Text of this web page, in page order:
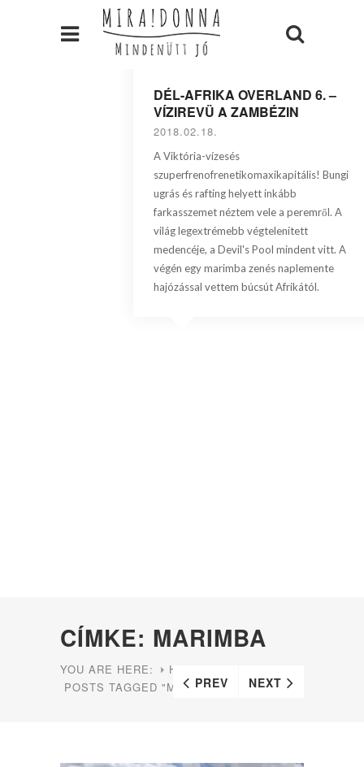
DÉL-AFRIKA OVERLAND 6. –
VÍZIREVÜ A ZAMBÉZIN
2018.02.18.
A Viktória-vízesés
szuperfrenofrenetikomaxikapitális! Bungi
ugrás és rafting helyett inkább
farkasszemet néztem vele a peremről. A
világ legextrémebb végtelenített
medencéje, a Devil's Pool mindent vitt. A
végén egy marimba zenés naplemente
hajózással vettem búcsút Afrikától.
CÍMKE: MARIMBA
YOU ARE HERE:
HOME
POSTS TAGGED "MARIMBA"
PREV NEXT